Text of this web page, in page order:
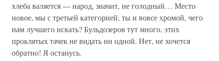
хлеба валяется — народ, значит, не голодный… Место
новое, мы с третьей категорией, ты и вовсе хромой, чего
нам лучшего искать? Бульдозеров тут много, этих
проклятых тачек не видать ни одной. Нет, не хочется
обратно! Я останусь.